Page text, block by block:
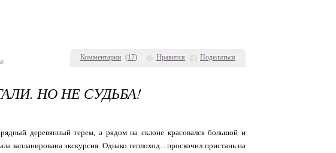
Комментарии (17) Нравится Поделиться
НО НЕ СУДЬБА!
деревянный терем, а рядом на склоне красовался большой и
запланирована экскурсия. Однако теплоход... проскочил пристань на